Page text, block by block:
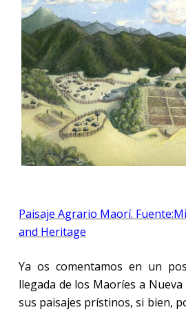
Paisaje Agrario Maorí. Fuente:
and Heritage
Ya os comentamos en un
llegada de los Maoríes a
sus paisajes prístinos, si bien,